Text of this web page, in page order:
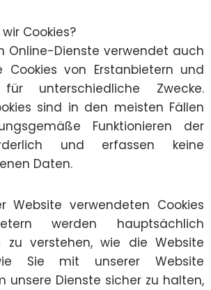
Cookies?
Online-Dienste verwendet auch
Cookies von Erstanbietern und
für unterschiedliche Zwecke.
sind in den meisten Fällen
Funktionieren der
und erfassen keine
Daten.
Website verwendeten Cookies
werden hauptsächlich
zu verstehen, wie die Website
Sie mit unserer Website
unsere Dienste sicher zu halten,